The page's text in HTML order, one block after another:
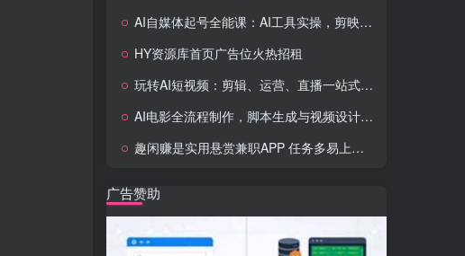
AI自媒体起号全能课：AI工具实操，剪映技巧，多平台带货，0基础快速变现
HY资源库首页广告位火热招租
玩转AI短视频：剪辑、运营、直播一站式教学，轻松打造流量神话
AI电影全流程制作，脚本生成与视频设计，配音配乐一体化解决方案
趣闲赚是实用悬赏兼职APP 任务多易上手 能提现还可邀友分成
广告赞助